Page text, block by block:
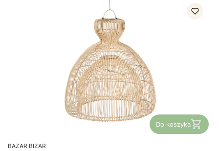
Do koszyka
PRODUCENT
BAZAR BIZAR